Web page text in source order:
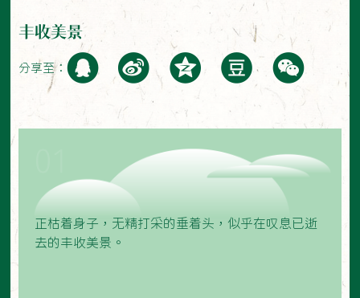
丰收美景
分享至：
正枯着身子，无精打采的垂着头，似乎在叹息已逝
去的丰收美景。